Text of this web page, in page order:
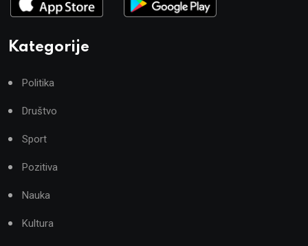
Kategorije
Politika
Društvo
Sport
Pozitiva
Nauka
Kultura